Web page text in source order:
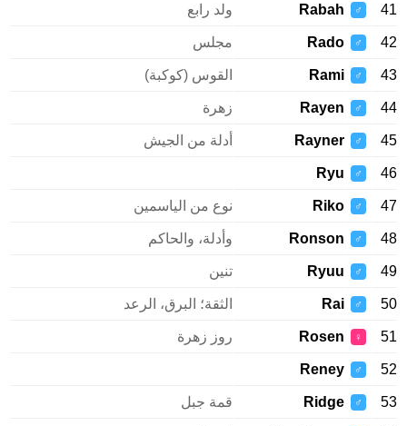
♂
Rabah ولد رابع
♂
Rado مجلس
♂
Rami القوس (كوكبة)
♂
Rayen زهرة
♂
Rayner أدلة من الجيش
♂
Ryu
♂
Riko نوع من الياسمين
♂
Ronson وأدلة، والحاكم
♂
Ryuu تنين
♂
Rai الثقة؛ البرق، الرعد
♀
Rosen روز زهرة
♂
Reney
♂
Ridge قمة جبل